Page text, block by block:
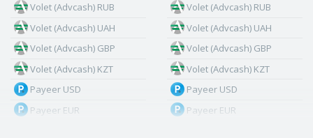
Volet (Advcash) RUB
Volet (Advcash) UAH
Volet (Advcash) GBP
Volet (Advcash) KZT
Payeer USD
Payeer EUR
Volet (Advcash) RUB
Volet (Advcash) UAH
Volet (Advcash) GBP
Volet (Advcash) KZT
Payeer USD
Payeer EUR